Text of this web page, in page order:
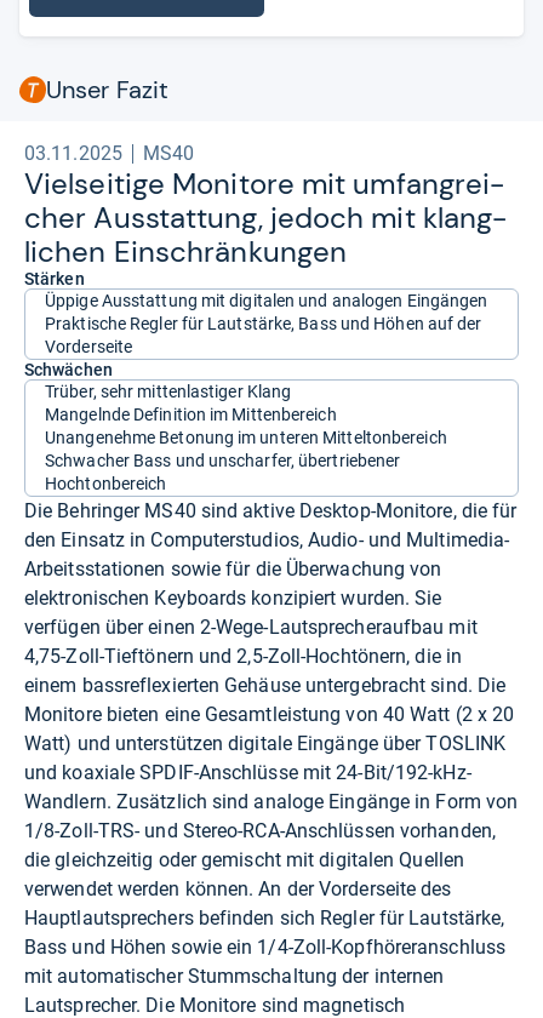
Unser Fazit
03.11.2025 MS40
Viel­sei­tige Moni­tore mit umfang­rei­
cher Aus­stat­tung, jedoch mit klang­
li­chen Ein­schrän­kun­gen
Stärken
Üppige Ausstattung mit digitalen und analogen Eingängen
Praktische Regler für Lautstärke, Bass und Höhen auf der
Vorderseite
Schwächen
Trüber, sehr mittenlastiger Klang
Mangelnde Definition im Mittenbereich
Unangenehme Betonung im unteren Mitteltonbereich
Schwacher Bass und unscharfer, übertriebener
Hochtonbereich
Die Behringer MS40 sind aktive Desktop-Monitore, die für
den Einsatz in Computerstudios, Audio- und Multimedia-
Arbeitsstationen sowie für die Überwachung von
elektronischen Keyboards konzipiert wurden. Sie
verfügen über einen 2-Wege-Lautsprecheraufbau mit
4,75-Zoll-Tieftönern und 2,5-Zoll-Hochtönern, die in
einem bassreflexierten Gehäuse untergebracht sind. Die
Monitore bieten eine Gesamtleistung von 40 Watt (2 x 20
Watt) und unterstützen digitale Eingänge über TOSLINK
und koaxiale SPDIF-Anschlüsse mit 24-Bit/192-kHz-
Wandlern. Zusätzlich sind analoge Eingänge in Form von
1/8-Zoll-TRS- und Stereo-RCA-Anschlüssen vorhanden,
die gleichzeitig oder gemischt mit digitalen Quellen
verwendet werden können. An der Vorderseite des
Hauptlautsprechers befinden sich Regler für Lautstärke,
Bass und Höhen sowie ein 1/4-Zoll-Kopfhöreranschluss
mit automatischer Stummschaltung der internen
Lautsprecher. Die Monitore sind magnetisch